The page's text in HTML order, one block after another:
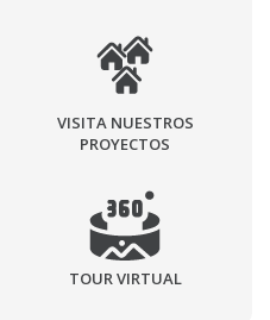
VISITA NUESTROS
PROYECTOS
TOUR VIRTUAL